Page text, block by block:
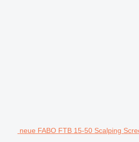
neue FABO FTB 15-50 Scalping